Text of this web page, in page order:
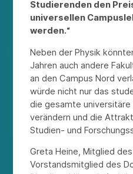
Studierenden den
universellen
werden.“
Neben der Physik
Jahren auch andere
an den Campus Nord
würde nicht nur das
die gesamte
verändern und die
Studien- und
Greta Heine, Mitglied
Vorstandsmitglied des